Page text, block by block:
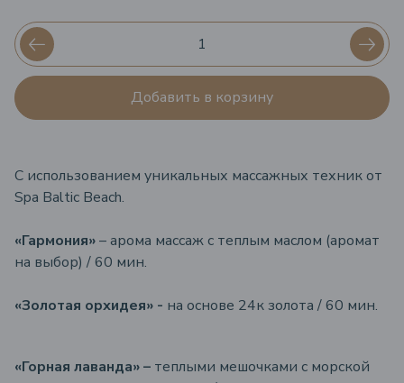
Добавить в корзину
С использованием уникальных массажных техник от
Spa Baltic Beach.
«Гармония»– aрома массаж с теплым маслом (аромат
на выбор) / 60 мин.
«Золотая орхидея» - на основе 24к золота / 60 мин.
«Горная лаванда» – теплыми мешочками с морской